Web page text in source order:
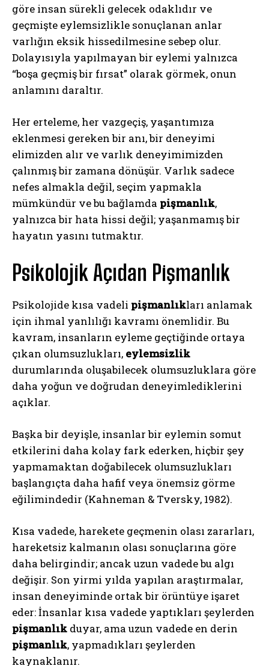
göre insan sürekli gelecek odaklıdır ve
geçmişte eylemsizlikle sonuçlanan anlar
varlığın eksik hissedilmesine sebep olur.
Dolayısıyla yapılmayan bir eylemi yalnızca
“boşa geçmiş bir fırsat” olarak görmek, onun
anlamını daraltır.
Her erteleme, her vazgeçiş, yaşantımıza
eklenmesi gereken bir anı, bir deneyimi
elimizden alır ve varlık deneyimimizden
çalınmış bir zamana dönüşür. Varlık sadece
nefes almakla değil, seçim yapmakla
mümkündür ve bu bağlamda pişmanlık,
yalnızca bir hata hissi değil; yaşanmamış bir
hayatın yasını tutmaktır.
Psikolojik Açıdan Pişmanlık
Psikolojide kısa vadeli pişmanlıkları anlamak
için ihmal yanlılığı kavramı önemlidir. Bu
kavram, insanların eyleme geçtiğinde ortaya
çıkan olumsuzlukları, eylemsizlik
durumlarında oluşabilecek olumsuzluklara göre
daha yoğun ve doğrudan deneyimlediklerini
açıklar.
Başka bir deyişle, insanlar bir eylemin somut
etkilerini daha kolay fark ederken, hiçbir şey
yapmamaktan doğabilecek olumsuzlukları
başlangıçta daha hafif veya önemsiz görme
eğilimindedir (Kahneman & Tversky, 1982).
Kısa vadede, harekete geçmenin olası zararları,
hareketsiz kalmanın olası sonuçlarına göre
daha belirgindir; ancak uzun vadede bu algı
değişir. Son yirmi yılda yapılan araştırmalar,
insan deneyiminde ortak bir örüntüye işaret
eder: İnsanlar kısa vadede yaptıkları şeylerden
pişmanlık duyar, ama uzun vadede en derin
pişmanlık, yapmadıkları şeylerden
kaynaklanır.